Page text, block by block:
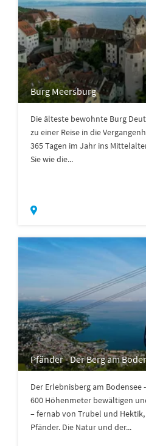
Burg Meersburg
Die älteste bewohnte Burg
zu einer Reise in die
365 Tagen im Jahr ins
Sie wie die...
Pfänder - Der Berg am
Der Erlebnisberg am Bodensee
600 Höhenmeter bewältigen
– fernab von Trubel und
Pfänder. Die Natur und der...